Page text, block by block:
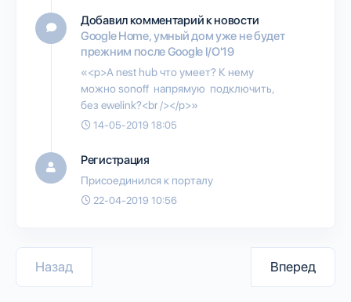
Добавил комментарий к новости
Google Home, умный дом уже не будет
прежним после Google I/O'19
«<p>А nest hub что умеет? К нему
можно sonoff напрямую подключить,
без ewelink?<br /></p>»
14-05-2019 18:05
Регистрация
Присоединился к порталу
22-04-2019 10:56
Назад Вперед